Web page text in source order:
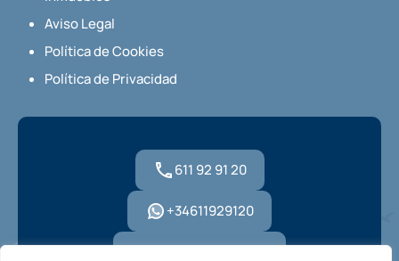
Aviso Legal
Política de Cookies
Política de Privacidad
611 92 91 20
+34611929120